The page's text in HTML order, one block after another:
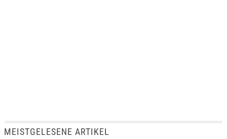
MEISTGELESENE ARTIKEL